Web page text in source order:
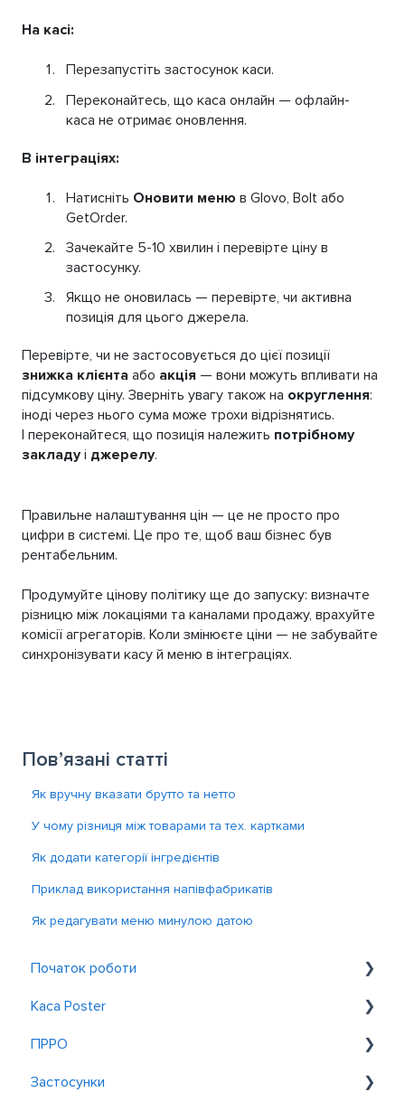
На касі:
Перезапустіть застосунок каси.
Переконайтесь, що каса онлайн — офлайн-
каса не отримає оновлення.
В інтеграціях:
Натисніть Оновити меню в Glovo, Bolt або
GetOrder.
Зачекайте 5-10 хвилин і перевірте ціну в
застосунку.
Якщо не оновилась — перевірте, чи активна
позиція для цього джерела.
Перевірте, чи не застосовується до цієї позиції
знижка клієнта або акція — вони можуть впливати на
підсумкову ціну. Зверніть увагу також на округлення:
іноді через нього сума може трохи відрізнятись.
І переконайтеся, що позиція належить потрібному
закладуі джерелу.
Правильне налаштування цін — це не просто про
цифри в системі. Це про те, щоб ваш бізнес був
рентабельним.
Продумуйте цінову політику ще до запуску: визначте
різницю між локаціями та каналами продажу, врахуйте
комісії агрегаторів. Коли змінюєте ціни — не забувайте
синхронізувати касу й меню в інтеграціях.
Пов’язані статті
Як вручну вказати брутто та нетто
У чому різниця між товарами та тех. картками
Як додати категорії інгредієнтів
Приклад використання напівфабрикатів
Як редагувати меню минулою датою
Початок роботи
Знайомство з Poster
Реєстрація та вхід
Каса Poster
Загальне
Обслуговування біля столиків
ПРРО
Налаштування
Застосунки